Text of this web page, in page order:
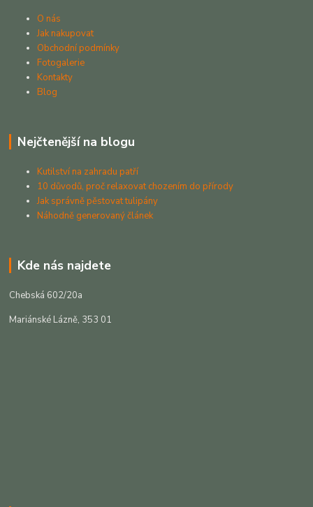
O nás
Jak nakupovat
Obchodní podmínky
Fotogalerie
Kontakty
Blog
Nejčtenější na blogu
Kutilství na zahradu patří
10 důvodů, proč relaxovat chozením do přírody
Jak správně pěstovat tulipány
Náhodně generovaný článek
Kde nás najdete
Chebská 602/20a
Mariánské Lázně, 353 01